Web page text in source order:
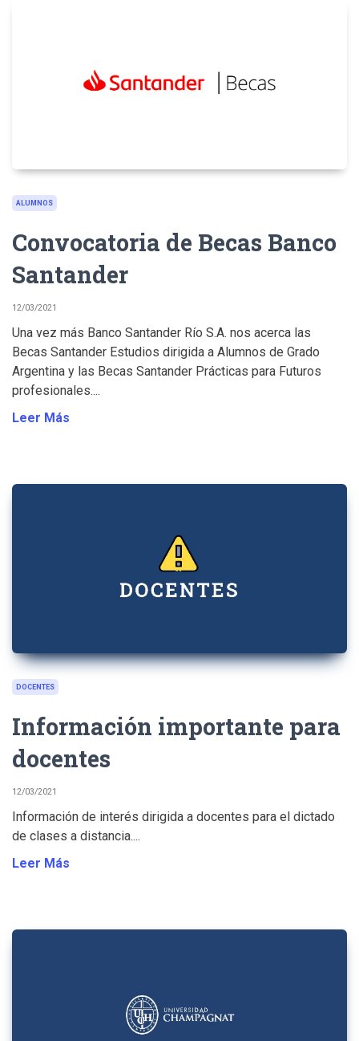
ALUMNOS
Convocatoria de Becas Banco
Santander
12/03/2021
Una vez más Banco Santander Río S.A. nos acerca las
Becas Santander Estudios dirigida a Alumnos de Grado
Argentina y las Becas Santander Prácticas para Futuros
profesionales....
Leer Más
DOCENTES
Información importante para
docentes
12/03/2021
Información de interés dirigida a docentes para el dictado
de clases a distancia....
Leer Más